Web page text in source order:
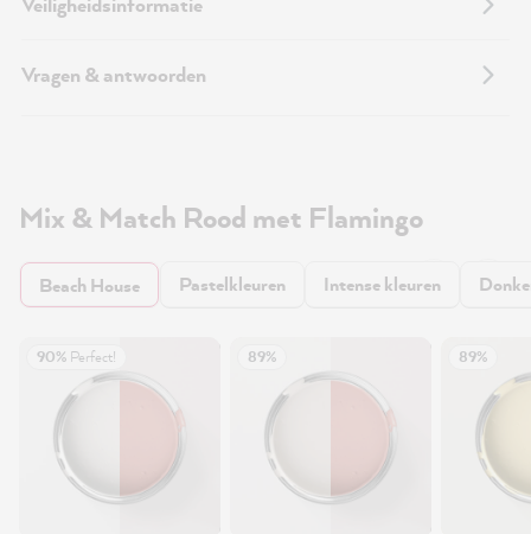
Vragen & antwoorden
Mix & Match Rood met Flamingo
Beach House Pastelkleuren Intense kleuren
90% Perfect! 89% 89%